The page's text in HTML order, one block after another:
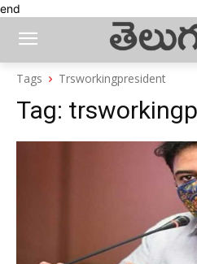
end
Tags Trsworkingpresident
Tag: